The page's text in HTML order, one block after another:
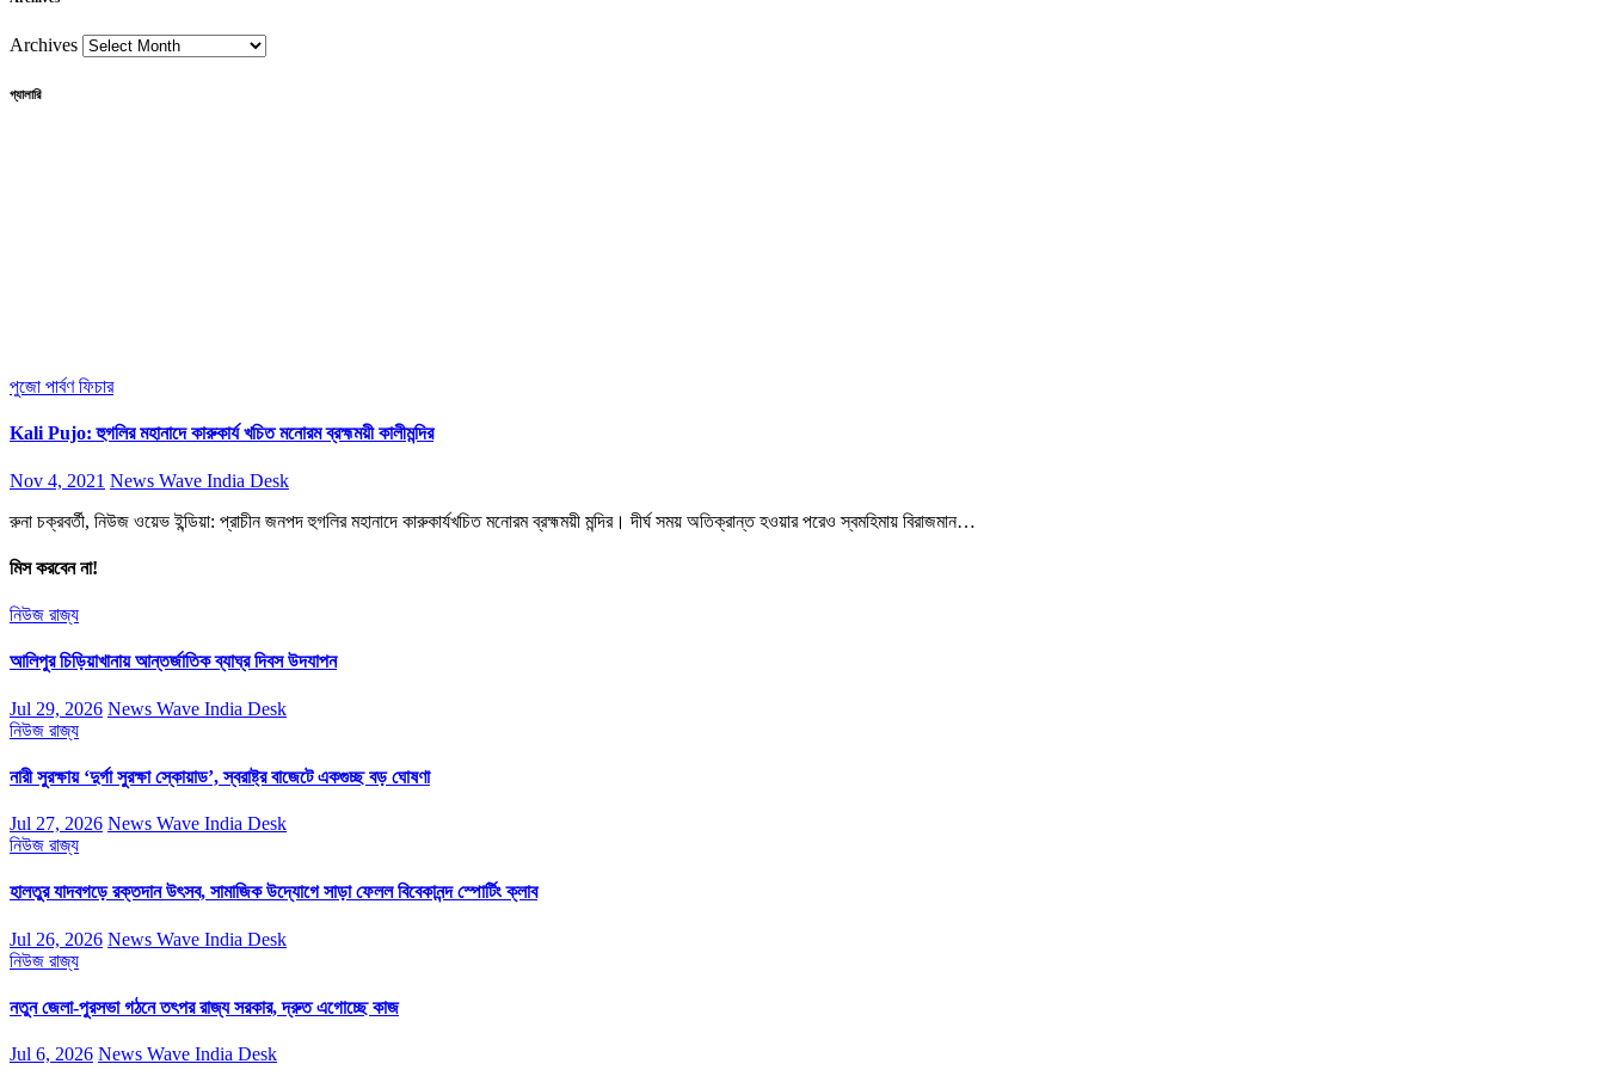
Archives
গ্যালারি
পুজো পার্বণফিচার
Kali Pujo: হুগলির মহানাদে কারুকার্য খচিত মনোরম ব্রহ্মময়ী কালীমন্দির
Nov 4, 2021 News Wave India Desk
রুনা চক্রবর্তী, নিউজ ওয়েভ ইন্ডিয়া: প্রাচীন জনপদ হুগলির মহানাদে কারুকার্যখচিত মনোরম ব্রহ্মময়ী মন্দির। দীর্ঘ সময় অতিক্রান্ত হওয়ার পরেও স্বমহিমায় বিরাজমান…
মিস করবেন না!
নিউজ রাজ্য
আলিপুর চিড়িয়াখানায় আন্তর্জাতিক ব্যাঘ্র দিবস উদযাপন
Jul 29, 2026 News Wave India Desk
নিউজ রাজ্য
নারী সুরক্ষায় ‘দুর্গা সুরক্ষা স্কোয়াড’, স্বরাষ্ট্র বাজেটে একগুচ্ছ বড় ঘোষণা
Jul 27, 2026 News Wave India Desk
নিউজ রাজ্য
হালতুর যাদবগড়ে রক্তদান উৎসব, সামাজিক উদ্যোগে সাড়া ফেলল বিবেকানন্দ স্পোর্টিং ক্লাব
Jul 26, 2026 News Wave India Desk
নিউজ রাজ্য
নতুন জেলা-পুরসভা গঠনে তৎপর রাজ্য সরকার, দ্রুত এগোচ্ছে কাজ
Jul 6, 2026 News Wave India Desk